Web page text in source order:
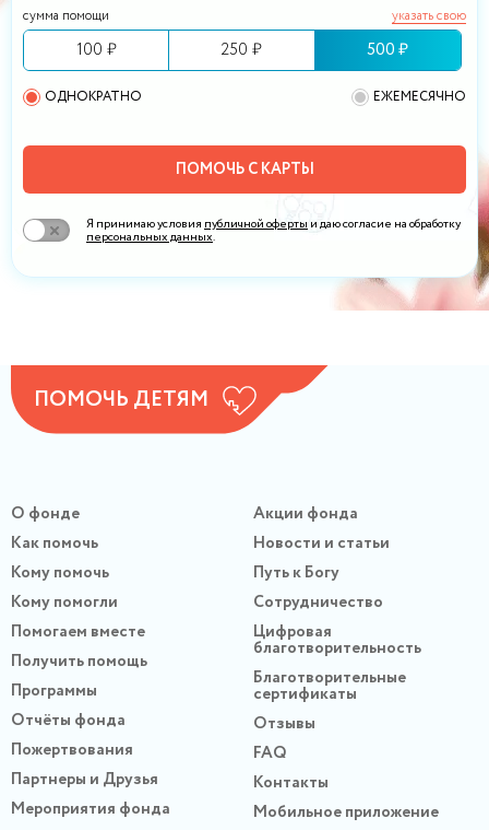
сумма помощи указать свою
100 ₽ 250 ₽ 500 ₽
ОДНОКРАТНО ЕЖЕМЕСЯЧНО
ПОМОЧЬ С КАРТЫ
Я принимаю условия публичной оферты и даю согласие на обработку
персональных данных.
ПОМОЧЬ ДЕТЯМ
О фонде
Как помочь
Кому помочь
Кому помогли
Помогаем вместе
Получить помощь
Программы
Отчёты фонда
Пожертвования
Партнеры и Друзья
Мероприятия фонда
Акции фонда
Новости и статьи
Путь к Богу
Сотрудничество
Цифровая
благотворительность
Благотворительные
сертификаты
Отзывы
FAQ
Контакты
Мобильное приложение